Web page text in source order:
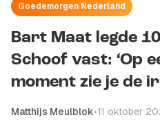
Goedemorgen Nederland
Bart Maat legde
Schoof vast: ‘Op
moment zie je de
Matthijs Meulblok•11 oktober